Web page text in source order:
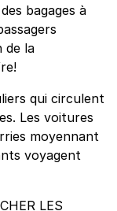
bagages à
de la
qui circulent
Les voitures
moyennant
voyagent
LES